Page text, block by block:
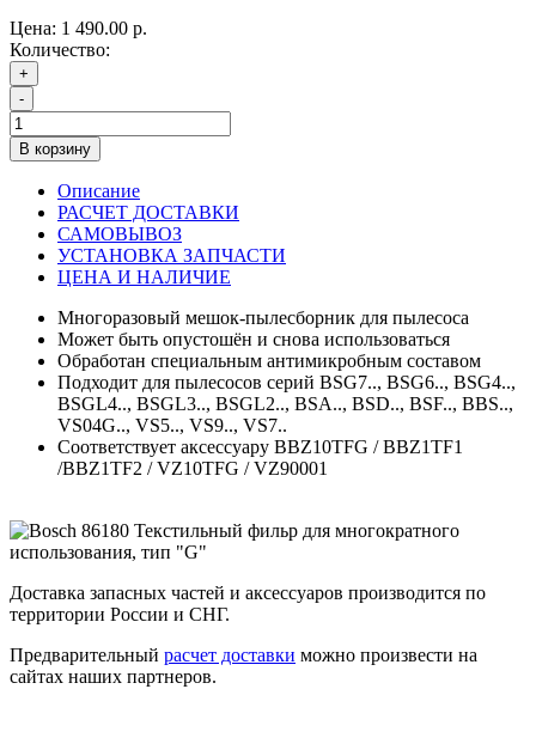
Цена: 1 490.00 р.
Количество:
+
-
В корзину
Описание
РАСЧЕТ ДОСТАВКИ
САМОВЫВОЗ
УСТАНОВКА ЗАПЧАСТИ
ЦЕНА И НАЛИЧИЕ
Многоразовый мешок-пылесборник для пылесоса
Может быть опустошён и снова использоваться
Обработан специальным антимикробным составом
Подходит для пылесосов серий BSG7.., BSG6.., BSG4..,
BSGL4.., BSGL3.., BSGL2.., BSA.., BSD.., BSF.., BBS..,
VS04G.., VS5.., VS9.., VS7..
Соответствует аксессуару BBZ10TFG / BBZ1TF1
/BBZ1TF2 / VZ10TFG / VZ90001
Доставка запасных частей и аксессуаров производится по
территории России и СНГ.
Предварительный расчет доставки можно произвести на
сайтах наших партнеров.